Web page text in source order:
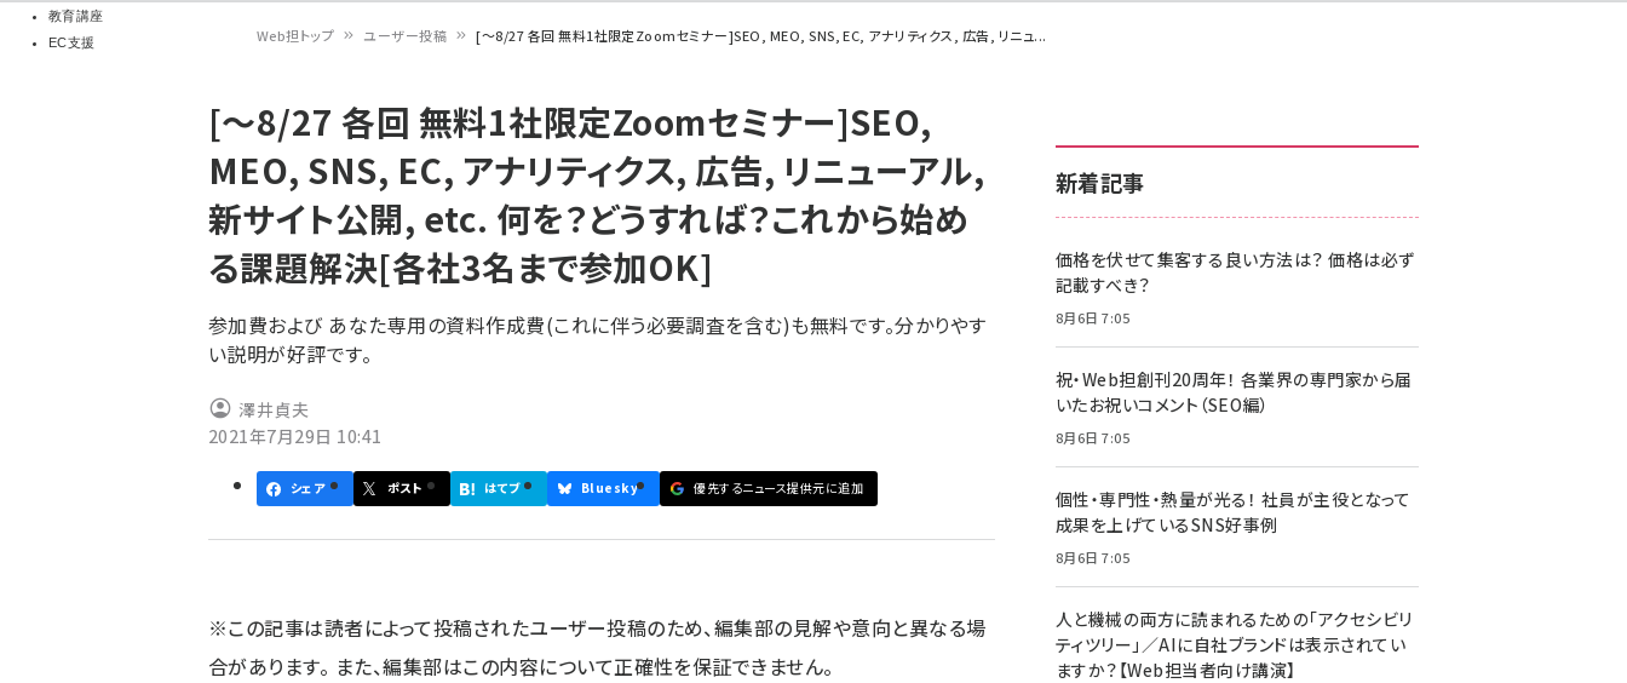
教育講座
EC支援
z世代 (1622)
meo (1275)
ン
く
ず
Web担トップ ユーザー投稿 [～8/27 各回 無料1社限定Zoomセミナー]SEO, MEO, SNS, EC, アナリティクス, 広告, リニュ...
[～8/27 各回 無料1社限定Zoomセミナー]SEO,
MEO, SNS, EC, アナリティクス, 広告, リニューアル,
新サイト公開, etc. 何を？どうすれば？これから始め
る課題解決[各社3名まで参加OK]
参加費および あなた専用の資料作成費(これに伴う必要調査を含む)も無料です。分かりやす
い説明が好評です。
澤井貞夫
2021年7月29日 10:41
シェア ポスト はてブ Bluesky 優先するニュース提供元に追加
※この記事は読者によって投稿されたユーザー投稿のため、編集部の見解や意向と異なる場
合があります。 また、編集部はこの内容について正確性を保証できません。
新着記事
価格を伏せて集客する良い方法は？ 価格は必ず
記載すべき？
8月6日 7:05
祝・Web担創刊20周年！ 各業界の専門家から届
いたお祝いコメント（SEO編）
8月6日 7:05
個性・専門性・熱量が光る！ 社員が主役となって
成果を上げているSNS好事例
8月6日 7:05
人と機械の両方に読まれるための「アクセシビリ
ティツリー」／AIに自社ブランドは表示されてい
ますか？【Web担当者向け講演】